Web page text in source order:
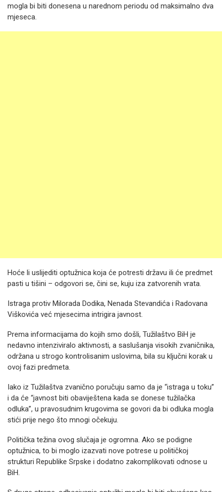
mogla bi biti donesena u narednom periodu od maksimalno dva
mjeseca.
Hoće li uslijediti optužnica koja će potresti državu ili će predmet
pasti u tišini – odgovori se, čini se, kuju iza zatvorenih vrata.
Istraga protiv Milorada Dodika, Nenada Stevandića i Radovana
Viškovića već mjesecima intrigira javnost.
Prema informacijama do kojih smo došli, Tužilaštvo BiH je
nedavno intenziviralo aktivnosti, a saslušanja visokih zvaničnika,
održana u strogo kontrolisanim uslovima, bila su ključni korak u
ovoj fazi predmeta.
Iako iz Tužilaštva zvanično poručuju samo da je “istraga u toku”
i da će “javnost biti obaviještena kada se donese tužilačka
odluka”, u pravosudnim krugovima se govori da bi odluka mogla
stići prije nego što mnogi očekuju.
Politička težina ovog slučaja je ogromna. Ako se podigne
optužnica, to bi moglo izazvati nove potrese u političkoj
strukturi Republike Srpske i dodatno zakomplikovati odnose u
BiH.